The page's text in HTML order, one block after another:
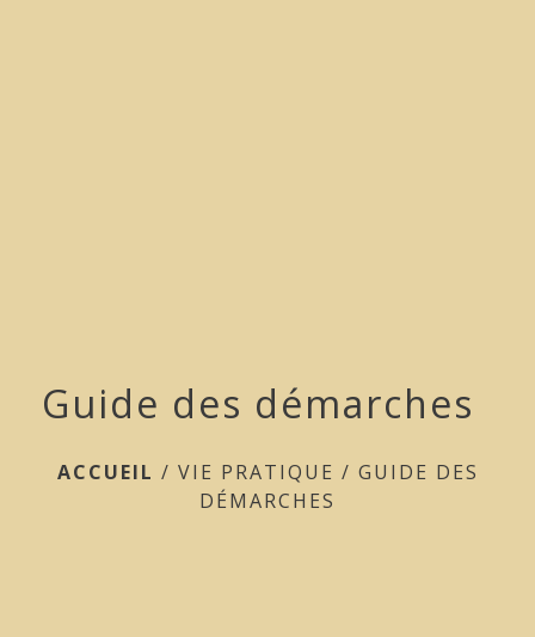
Guide des démarches
ACCUEIL / VIE PRATIQUE / GUIDE DES
DÉMARCHES